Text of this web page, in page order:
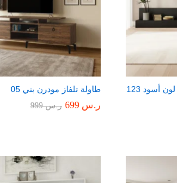
أسود 123 طاولة تلفاز مودرن بني 05
ر.س ر.س999